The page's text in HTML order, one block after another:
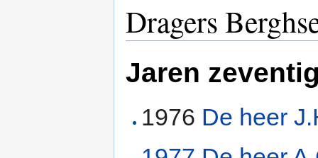
Dragers
Jaren
1976 De heer